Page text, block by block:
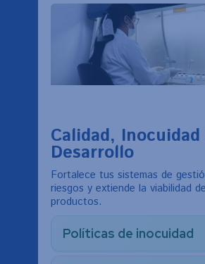
Calidad, Inocuidad
Desarrollo
Fortalece tus sistemas de
riesgos y extiende la viabilidad
productos.
Políticas de inocuidad